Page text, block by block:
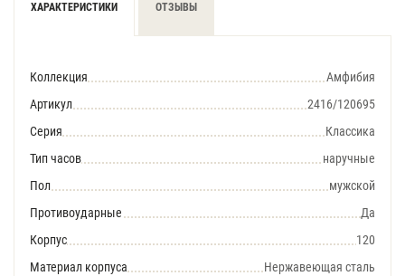
ХАРАКТЕРИСТИКИ ОТЗЫВЫ
Коллекция
Амфибия
Артикул
2416/120695
Серия
Классика
Тип часов
наручные
Пол
мужской
Противоударные
Да
Корпус
120
Материал корпуса
Нержавеющая сталь